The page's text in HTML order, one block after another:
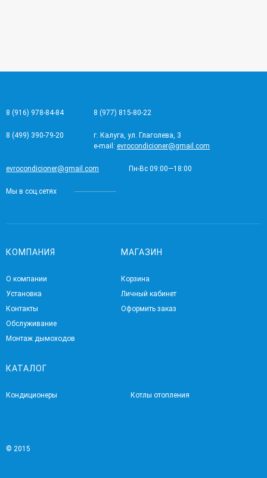
8 (916) 978-84-84 8 (977) 815-80-22
8 (499) 390-79-20
г. Калуга, ул. Глаголева, 3
e-mail: evrocondicioner@gmail.com
evrocondicioner@gmail.com Пн-Вс 09:00—18:00
Мы в соц.сетях
КОМПАНИЯ
О компании
Установка
Контакты
Обслуживание
Монтаж дымоходов
МАГАЗИН
Корзина
Личный кабинет
Оформить заказ
КАТАЛОГ
Кондиционеры Котлы отопления
© 2015